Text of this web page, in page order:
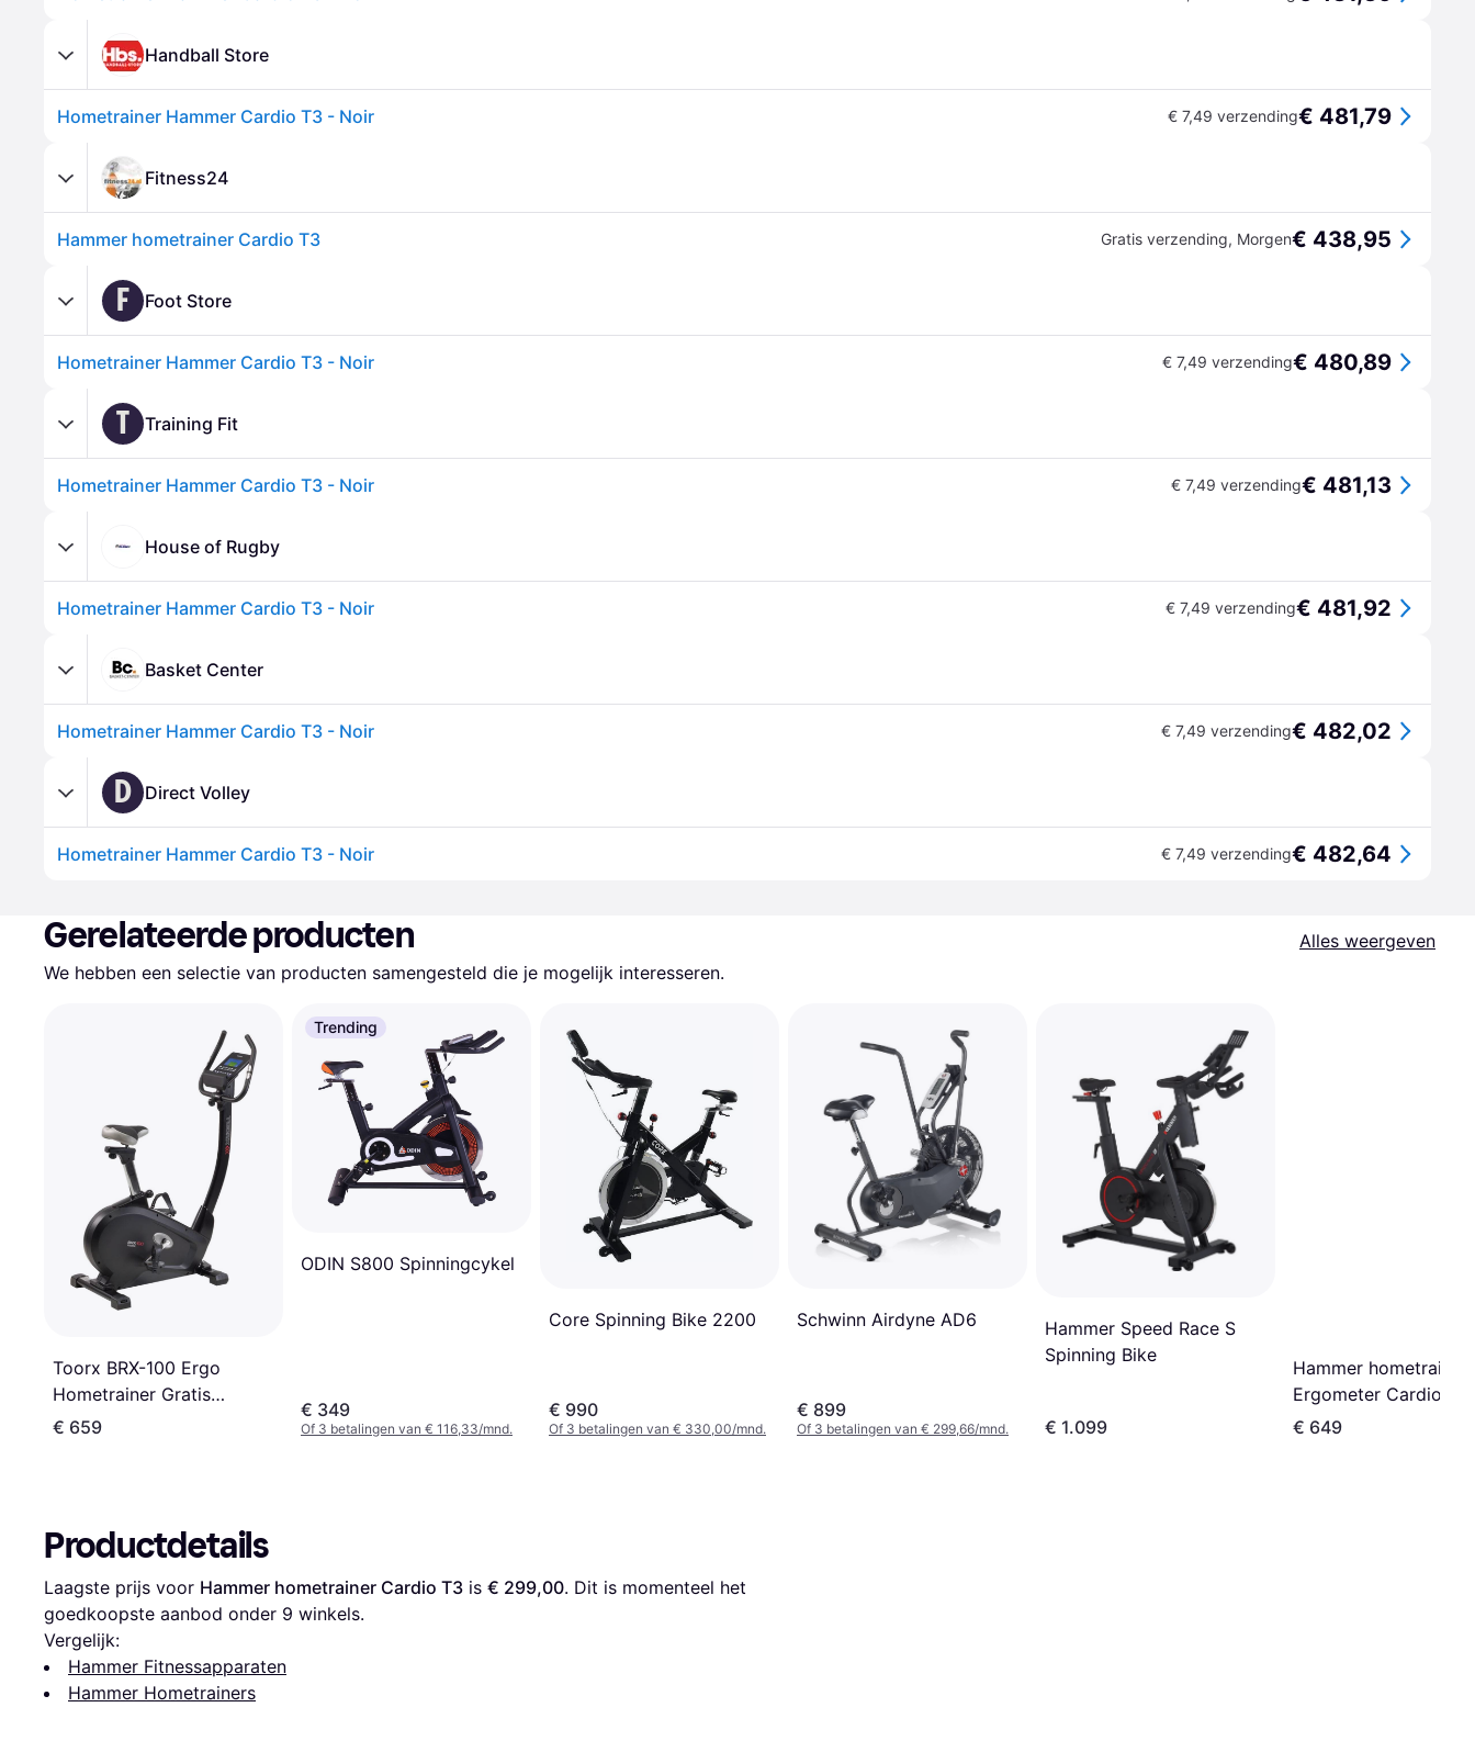
Handball Store
Hometrainer Hammer Cardio T3 - Noir € 7,49 verzending€ 481,79
Fitness24
Hammer hometrainer Cardio T3 Gratis verzending, Morgen€ 438,95
F Foot Store
Hometrainer Hammer Cardio T3 - Noir € 7,49 verzending€ 480,89
T Training Fit
Hometrainer Hammer Cardio T3 - Noir € 7,49 verzending€ 481,13
House of Rugby
Hometrainer Hammer Cardio T3 - Noir € 7,49 verzending€ 481,92
Basket Center
Hometrainer Hammer Cardio T3 - Noir € 7,49 verzending€ 482,02
D Direct Volley
Hometrainer Hammer Cardio T3 - Noir € 7,49 verzending€ 482,64
Gerelateerde producten
Alles weergeven
We hebben een selectie van producten samengesteld die je mogelijk interesseren.
Toorx BRX-100 Ergo
Hometrainer Gratis
trainingsschema
€ 659
Trending
ODIN S800 Spinningcykel
€ 349
Of 3 betalingen van € 116,33/mnd.
Core Spinning Bike 2200
€ 990
Of 3 betalingen van € 330,00/mnd.
Schwinn Airdyne AD6
€ 899
Of 3 betalingen van € 299,66/mnd.
Hammer Speed ​​Race S
Spinning Bike
€ 1.099
Hammer hometrainer
Ergometer Cardio
€ 649
Productdetails
Laagste prijs voor Hammer hometrainer Cardio T3 is € 299,00. Dit is momenteel het
goedkoopste aanbod onder 9 winkels.
Vergelijk:
Hammer Fitnessapparaten
Hammer Hometrainers